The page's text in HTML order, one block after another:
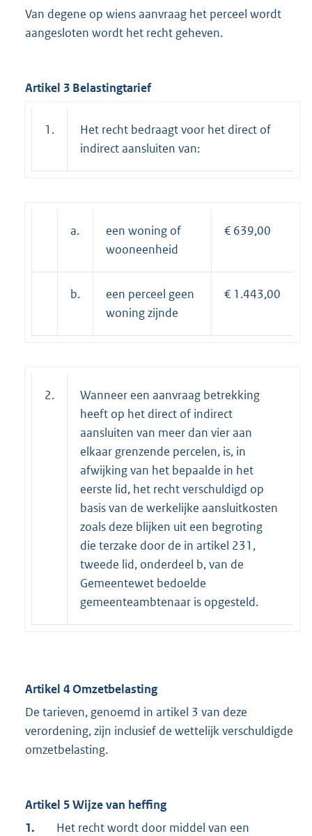
Van degene op wiens aanvraag het perceel wordt
aangesloten wordt het recht geheven.
Artikel 3 Belastingtarief
1.
Het recht bedraagt voor het direct of
indirect aansluiten van:
a.
een woning of
wooneenheid
€ 639,00
b.
een perceel geen
woning zijnde
€ 1.443,00
2.
Wanneer een aanvraag betrekking
heeft op het direct of indirect
aansluiten van meer dan vier aan
elkaar grenzende percelen, is, in
afwijking van het bepaalde in het
eerste lid, het recht verschuldigd op
basis van de werkelijke aansluitkosten
zoals deze blijken uit een begroting
die terzake door de in artikel 231,
tweede lid, onderdeel b, van de
Gemeentewet bedoelde
gemeenteambtenaar is opgesteld.
Artikel 4 Omzetbelasting
De tarieven, genoemd in artikel 3 van deze
verordening, zijn inclusief de wettelijk verschuldigde
omzetbelasting.
Artikel 5 Wijze van heffing
1.
Het recht wordt door middel van een